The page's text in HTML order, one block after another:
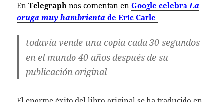
EnTelegraph nos comentan enGoogle celebraLa
oruga muy hambrienta de Eric Carle
todavía vende una copia cada 30 segundos
en el mundo 40 años después de su
publicación original